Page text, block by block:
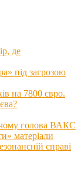
де
під загрозою
на 7800 євро.
голова ВАКС
матеріали
справі